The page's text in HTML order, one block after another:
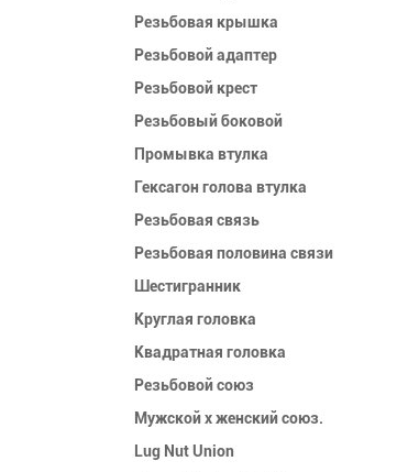
Резьбовая крышка
Резьбовой адаптер
Резьбовой крест
Резьбовый боковой
Промывка втулка
Гексагон голова втулка
Резьбовая связь
Резьбовая половина связи
Шестигранник
Круглая головка
Квадратная головка
Резьбовой союз
Мужской x женский союз.
Lug Nut Union